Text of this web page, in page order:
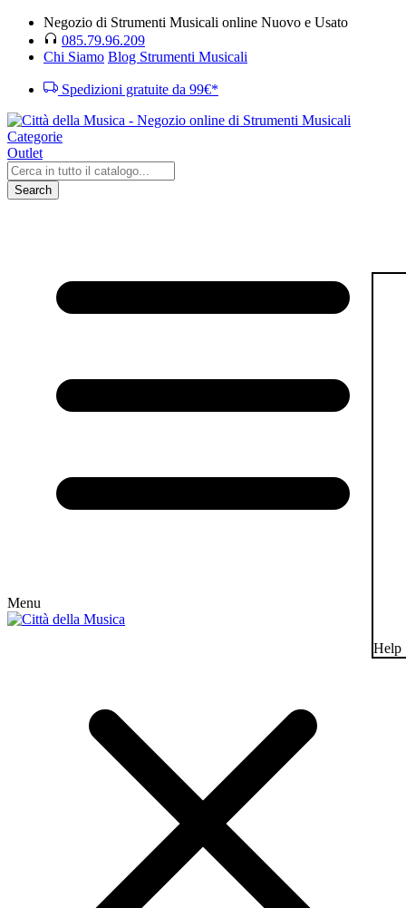
Negozio di Strumenti Musicali online Nuovo e Usato
085.79.96.209
Chi Siamo Blog Strumenti Musicali
Spedizioni gratuite da 99€*
Categorie
Outlet
Search
Menu
Help